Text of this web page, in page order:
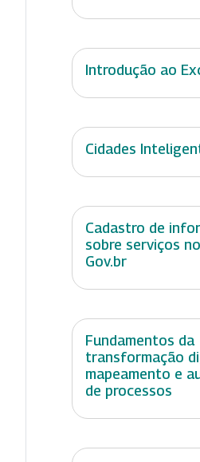
Introdução ao
Cidades
Cadastro de
sobre serviços
Gov.br
Fundamentos da
transformação
mapeamento e
de processos